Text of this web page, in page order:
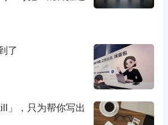
了
」，只为帮你写出